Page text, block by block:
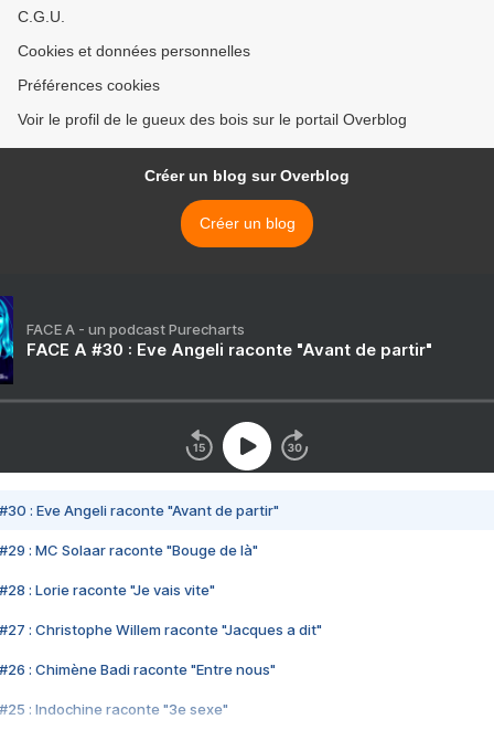
C.G.U.
Cookies et données personnelles
Préférences cookies
Voir le profil de le gueux des bois sur le portail Overblog
Créer un blog sur Overblog
Créer un blog
FACE A - un podcast Purecharts
FACE A #30 : Eve Angeli raconte "Avant de partir"
#30 : Eve Angeli raconte "Avant de partir"
#29 : MC Solaar raconte "Bouge de là"
#28 : Lorie raconte "Je vais vite"
#27 : Christophe Willem raconte "Jacques a dit"
#26 : Chimène Badi raconte "Entre nous"
#25 : Indochine raconte "3e sexe"